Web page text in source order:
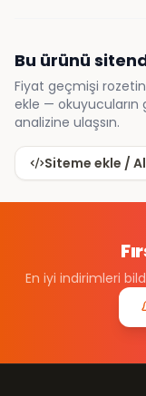
Bu ürünü
Fiyat geçmişi
ekle —
analizine ulaşsın.
Siteme ekle /
En iyi indirimleri